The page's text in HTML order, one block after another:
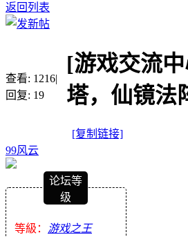
返回列表
查看: 1216|
回复: 19
[游戏交流
塔，仙镜法
[复制链接]
99风云
论坛等
级
等級： 游戏之王